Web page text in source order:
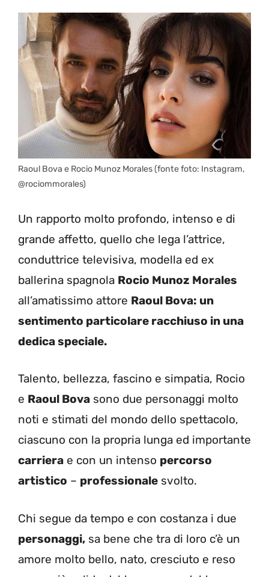
Raoul Bova e Rocio Munoz Morales (fonte foto: Instagram,
@rociommorales)
Un rapporto molto profondo, intenso e di
grande affetto, quello che lega l’attrice,
conduttrice televisiva, modella ed ex
ballerina spagnola Rocio Munoz Morales
all’amatissimo attore Raoul Bova: un
sentimento particolare racchiuso in una
dedica speciale.
Talento, bellezza, fascino e simpatia, Rocio
e Raoul Bova sono due personaggi molto
noti e stimati del mondo dello spettacolo,
ciascuno con la propria lunga ed importante
carriera e con un intenso percorso
artistico – professionale svolto.
Chi segue da tempo e con costanza i due
personaggi, sa bene che tra di loro c’è un
amore molto bello, nato, cresciuto e reso